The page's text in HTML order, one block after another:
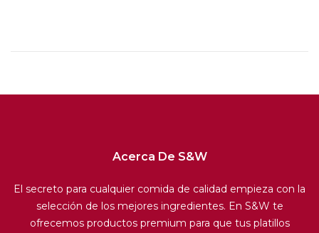
Acerca De S&W
El secreto para cualquier comida de calidad empieza con la
selección de los mejores ingredientes. En S&W te
ofrecemos productos premium para que tus platillos